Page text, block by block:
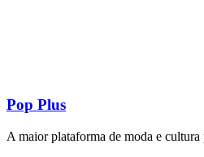
Pop Plus
A maior plataforma de moda e